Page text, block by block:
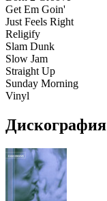
Get Em Goin'
Just Feels Right
Religify
Slam Dunk
Slow Jam
Straight Up
Sunday Morning
Vinyl
Дискография